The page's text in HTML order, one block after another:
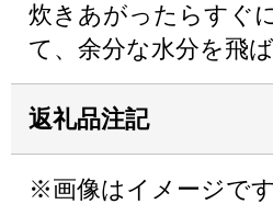
炊きあがったらすぐ
て、余分な水分を飛
返礼品注記
※画像はイメージです